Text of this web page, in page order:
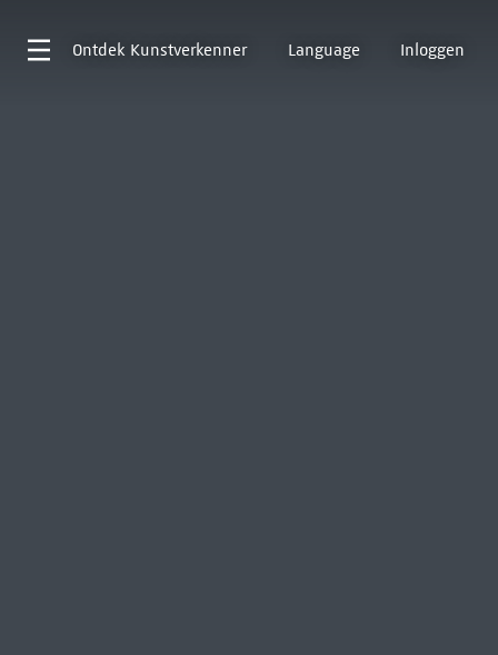
Ontdek Kunstverkenner Language Inloggen